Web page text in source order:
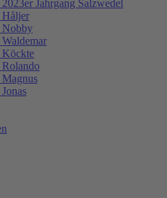
Jahrgang Salzwedel
Håljer
Nobby
Köckte
Rolando
Magnus